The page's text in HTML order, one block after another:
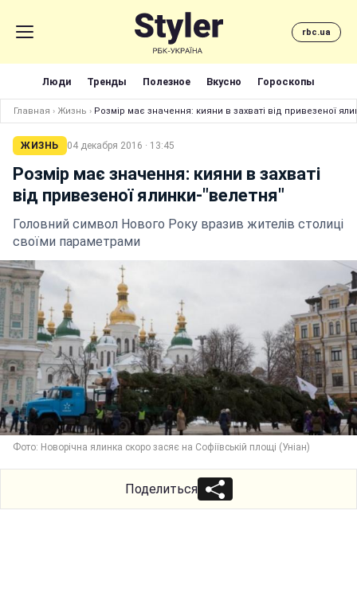
rbc.ua
Люди Тренды Полезное Вкусно Гороскопы
Главная › Жизнь › Розмір має значення: кияни в захваті від привезеної
ЖИЗНЬ 04 декабря 2016 · 13:45
Розмір має значення: кияни в захваті
від привезеної ялинки-"велетня"
Головний символ Нового Року вразив жителів столиці
своїми параметрами
Фото: Новорічна ялинка скоро засяє на Софіївській площі (Уніан)
Поделиться